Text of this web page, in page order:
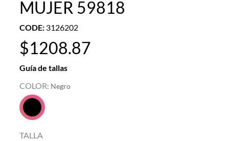
MUJER 59818
CODE: 3126202
$1208.87
Guía de tallas
COLOR: Negro
TALLA